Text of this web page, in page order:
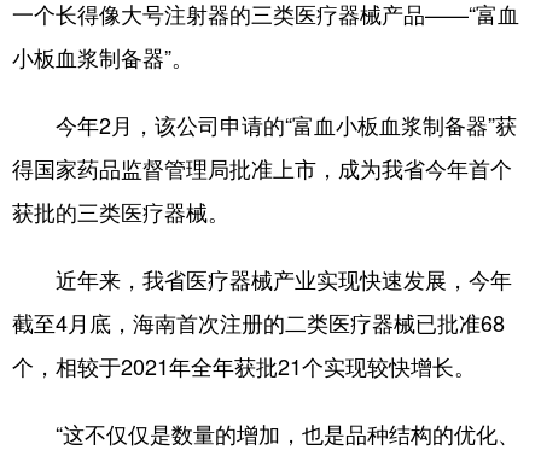
一个长得像大号注射器的三类医疗器械产品——“富血
小板血浆制备器”。
今年2月，该公司申请的“富血小板血浆制备器”获
得国家药品监督管理局批准上市，成为我省今年首个
获批的三类医疗器械。
近年来，我省医疗器械产业实现快速发展，今年
截至4月底，海南首次注册的二类医疗器械已批准68
个，相较于2021年全年获批21个实现较快增长。
“这不仅仅是数量的增加，也是品种结构的优化、